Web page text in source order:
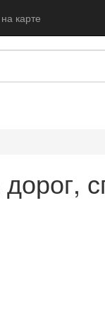
карте